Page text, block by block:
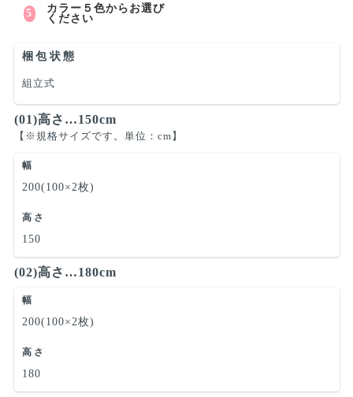
カラー５色からお選び
ください
梱包状態
組立式
(01)高さ…150cm
【※規格サイズです。単位：cm】
幅
200(100×2枚)
高さ
150
(02)高さ…180cm
幅
200(100×2枚)
高さ
180